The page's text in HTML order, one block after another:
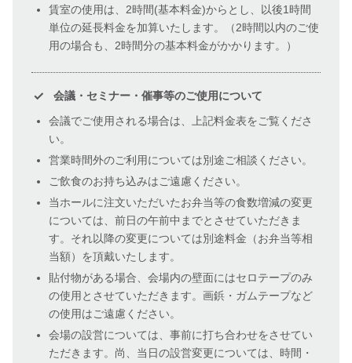
賃室の使用は、2時間(基本料金)からとし、以後1時間
単位の延長料金を加算いたします。（2時間以内のご使
用の場合も、2時間分の基本料金がかかります。）
会議・セミナー・催事等のご使用について
会議でご使用される場合は、上記料金表をご覧くださ
い。
営業時間外のご利用については別途ご相談ください。
ご飲食のお持ち込みはご遠慮ください。
当ホールに注文いただいたお弁当等の食数増減の変更
については、前日の午前中までとさせていただきま
す。それ以降の変更については別途料金（お弁当等相
当額）を頂戴いたします。
貼付物がある場合、会場内の壁面にはセロテープのみ
の使用とさせていただきます。画鋲・ガムテープなど
の使用はご遠慮ください。
会場の設営については、事前に打ち合わせをさせてい
ただきます。尚、当日の設営変更については、時間・